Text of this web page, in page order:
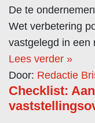
De te
Wet verbetering
vastgelegd in een
Lees verder »
Door: Redactie
Checklist: